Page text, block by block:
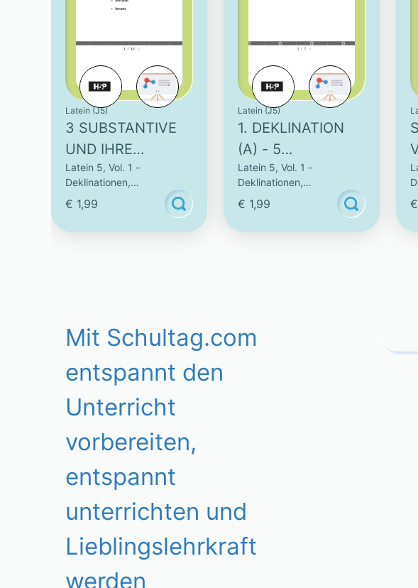
Latein (J5)
3 SUBSTANTIVE
UND IHRE
FORMEN -
INTERAKTIVE
WISSENSVERMITT
LUNG (1)
Latein 5, Vol. 1 -
Deklinationen,
Konjugationen & Vokabeln
€ 1,99
Latein (J5)
1. DEKLINATION
(A) - 5
INTERAKTIVE
AUFGABEN (1)
Latein 5, Vol. 1 -
Deklinationen,
Konjugationen & Vokabeln
€ 1,99
Mit Schultag.com
entspannt den
Unterricht
vorbereiten,
entspannt
unterrichten und
Lieblingslehrkraft
werden